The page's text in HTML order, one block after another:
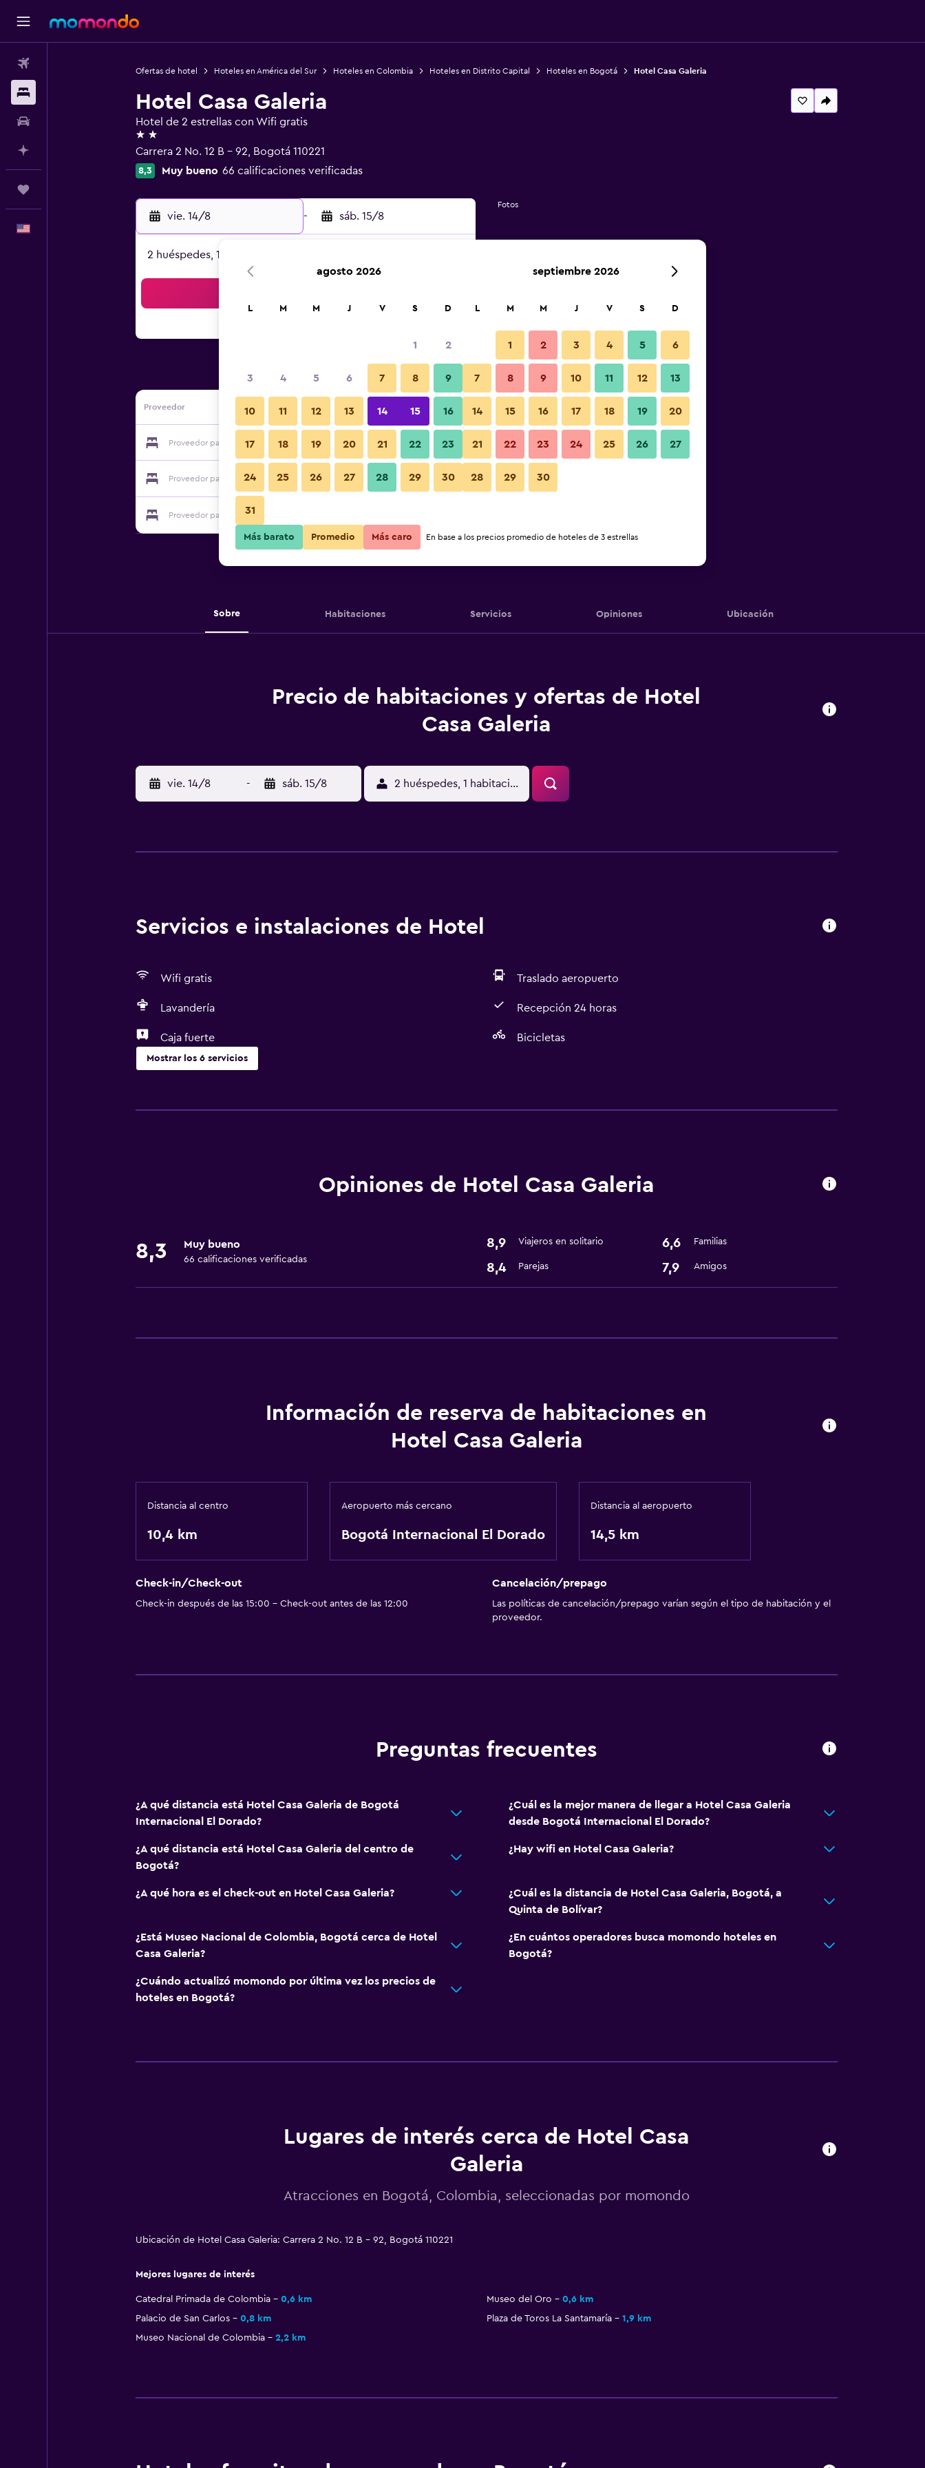
Ofertas de hotel Hoteles en América del Sur Hoteles en Colombia Hoteles en Distrito Capital Hoteles en Bogotá Hotel Casa Galeria
Hotel Casa Galeria
Hotel de 2 estrellas con Wifi gratis
2 estrellas
Carrera 2 No. 12 B - 92, Bogotá 110221
8,3 Muy bueno 66 calificaciones verificadas
vie. 14/8 - sáb. 15/8
2 huéspedes, 1 habitación
Proveedor
Proveedor para Hotel Casa Galeria Ver precios
Proveedor para Hotel Casa Galeria Ver precios
Proveedor para Hotel Casa Galeria
Fotos
Sobre Habitaciones Servicios Opiniones Ubicación
Precio de habitaciones y ofertas de Hotel
Casa Galeria
vie. 14/8 - sáb. 15/8 2 huéspedes, 1 habitación
Servicios e instalaciones de Hotel
Wifi gratis Traslado aeropuerto
Lavandería Recepción 24 horas
Caja fuerte Bicicletas
Mostrar los 6 servicios
Traslado aeropuerto
Lavandería
Opiniones de Hotel Casa Galeria
8,3 Muy bueno
66 calificaciones verificadas
8,9 Viajeros en solitario 6,6 Familias
8,4 Parejas 7,9 Amigos
Información de reserva de habitaciones en
Hotel Casa Galeria
Distancia al centro
10,4 km
Aeropuerto más cercano
Bogotá Internacional El Dorado
Distancia al aeropuerto
14,5 km
Check-in/Check-out
Check-in después de las 15:00 - Check-out antes de las 12:00
Cancelación/prepago
Las políticas de cancelación/prepago varían según el tipo de habitación y el
proveedor.
Preguntas frecuentes
¿A qué distancia está Hotel Casa Galeria de Bogotá
Internacional El Dorado?
¿Cuál es la mejor manera de llegar a Hotel Casa Galeria
desde Bogotá Internacional El Dorado?
¿A qué distancia está Hotel Casa Galeria del centro de
Bogotá?
¿Hay wifi en Hotel Casa Galeria?
¿A qué hora es el check-out en Hotel Casa Galeria?
¿Cuál es la distancia de Hotel Casa Galeria, Bogotá, a
Quinta de Bolívar?
¿Está Museo Nacional de Colombia, Bogotá cerca de Hotel
Casa Galeria?
¿En cuántos operadores busca momondo hoteles en
Bogotá?
¿Cuándo actualizó momondo por última vez los precios de
hoteles en Bogotá?
Lugares de interés cerca de Hotel Casa
Galeria
Atracciones en Bogotá, Colombia, seleccionadas por momondo
Ubicación de Hotel Casa Galeria: Carrera 2 No. 12 B - 92, Bogotá 110221
Mejores lugares de interés
Catedral Primada de Colombia 0,6 km Museo del Oro
0,6 km
Palacio de San Carlos
0,8 km Plaza de Toros La Santamaría
1,9 km
Museo Nacional de Colombia
2,2 km
agosto 2026
L M M J V S D
1 2
3 4 5 6 7 8 9
10 11 12 13 14 15 16
17 18 19 20 21 22 23
24 25 26 27 28 29 30
31
septiembre 2026
L M M J V S D
1 2 3 4 5 6
7 8 9 10 11 12 13
14 15 16 17 18 19 20
21 22 23 24 25 26 27
28 29 30
Más barato Promedio Más caro En base a los precios promedio de hoteles de 3 estrellas